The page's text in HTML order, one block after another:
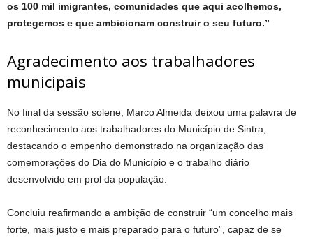
os 100 mil imigrantes, comunidades que aqui acolhemos,
protegemos e que ambicionam construir o seu futuro.”
Agradecimento aos trabalhadores
municipais
No final da sessão solene, Marco Almeida deixou uma palavra de
reconhecimento aos trabalhadores do Município de Sintra,
destacando o empenho demonstrado na organização das
comemorações do Dia do Município e o trabalho diário
desenvolvido em prol da população.
Concluiu reafirmando a ambição de construir “um concelho mais
forte, mais justo e mais preparado para o futuro”, capaz de se